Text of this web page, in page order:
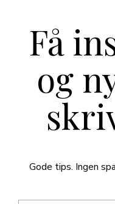
Få
og
Gode tips. Ingen